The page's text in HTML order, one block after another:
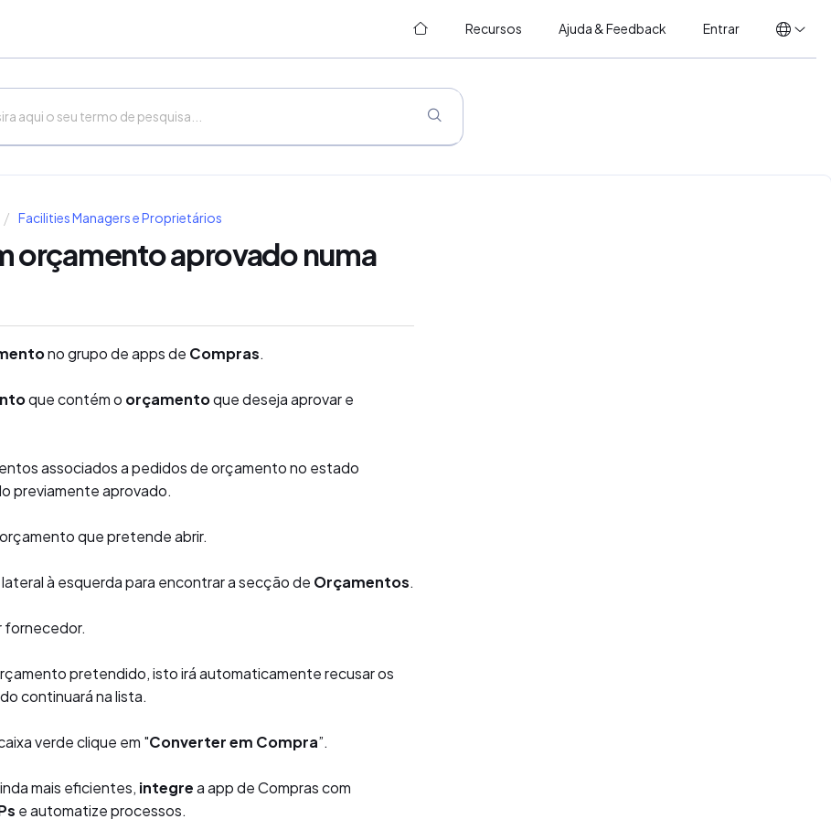
Recursos Ajuda & Feedback Entrar
Facilities Managers e Proprietários
orçamento aprovado numa
no grupo de apps de Compras.
que contém o orçamentoque deseja aprovar e
associados a pedidos de orçamento no estado
previamente aprovado.
que pretende abrir.
à esquerda para encontrar a secção de Orçamentos.
fornecedor.
pretendido, isto irá automaticamente recusar os
continuará na lista.
verde clique em "Converter em Compra”.
mais eficientes, integre a app de Compras com
e automatize processos.